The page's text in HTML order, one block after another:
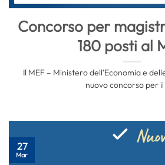
Concorso per
180 posti al
Il MEF – Ministero dell’Economia e
nuovo concorso per
27
Mar